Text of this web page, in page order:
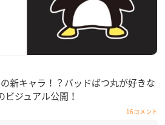
新キャラ！？バッドばつ丸が好きな
ジュアル公開！
16コメント